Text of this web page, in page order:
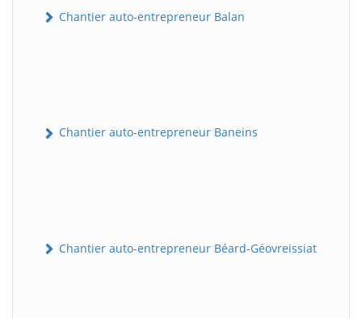
Chantier auto-entrepreneur Balan
Chantier auto-entrepreneur Baneins
Chantier auto-entrepreneur Béard-Géovreissiat